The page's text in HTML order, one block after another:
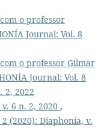
o professor
Journal: Vol. 8
o professor Gilmar
Journal: Vol. 8
2, 2022
6 n. 2, 2020 ,
(2020): Diaphonía, v.